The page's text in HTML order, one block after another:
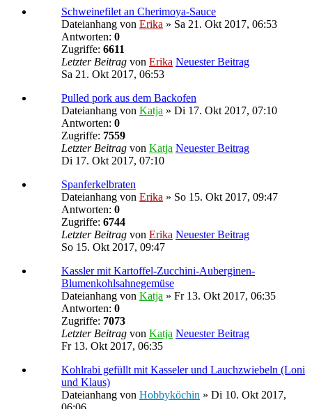
Schweinefilet an Cherimoya-Sauce
Dateianhang von Erika » Sa 21. Okt 2017, 06:53
Antworten: 0
Zugriffe: 6611
Letzter Beitrag von Erika Neuester Beitrag
Sa 21. Okt 2017, 06:53
Pulled pork aus dem Backofen
Dateianhang von Katja » Di 17. Okt 2017, 07:10
Antworten: 0
Zugriffe: 7559
Letzter Beitrag von Katja Neuester Beitrag
Di 17. Okt 2017, 07:10
Spanferkelbraten
Dateianhang von Erika » So 15. Okt 2017, 09:47
Antworten: 0
Zugriffe: 6744
Letzter Beitrag von Erika Neuester Beitrag
So 15. Okt 2017, 09:47
Kassler mit Kartoffel-Zucchini-Auberginen-
Blumenkohlsahnegemüse
Dateianhang von Katja » Fr 13. Okt 2017, 06:35
Antworten: 0
Zugriffe: 7073
Letzter Beitrag von Katja Neuester Beitrag
Fr 13. Okt 2017, 06:35
Kohlrabi gefüllt mit Kasseler und Lauchzwiebeln (Loni
und Klaus)
Dateianhang von Hobbyköchin » Di 10. Okt 2017,